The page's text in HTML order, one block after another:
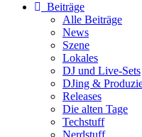
Beiträge
Alle Beiträge
News
Szene
Lokales
DJ und Live-Sets
DJing &
Releases
Die alten Tage
Techstuff
Nerdstuff